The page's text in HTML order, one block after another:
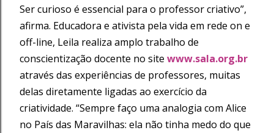
Ser curioso é essencial para o professor criativo”,
afirma. Educadora e ativista pela vida em rede on e
off-line, Leila realiza amplo trabalho de
conscientização docente no site www.sala.org.br
através das experiências de professores, muitas
delas diretamente ligadas ao exercício da
criatividade. “Sempre faço uma analogia com Alice
no País das Maravilhas: ela não tinha medo do que